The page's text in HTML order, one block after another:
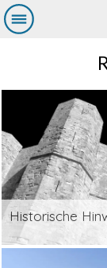
Historische